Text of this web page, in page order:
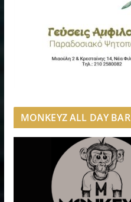
MONKEYZ ALL DAY BAR